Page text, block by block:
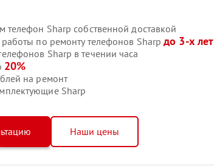
телефон Sharp собственной доставкой
по ремонту телефонов Sharpдо 3-х лет
Sharp в течении часа
20%
на ремонт
Sharp
Наши цены